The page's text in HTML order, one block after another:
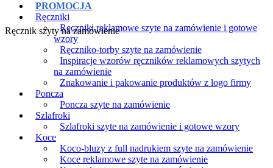
PROMOCJA
Ręczniki
Ręczniki reklamowe szyte na zamówienie i gotowe
wzory
Ręczniko-torby szyte na zamówienie
Inspiracje wzorów ręczników reklamowych szytych
na zamówienie
Znakowanie i pakowanie produktów z logo firmy
Poncza
Poncza szyte na zamówienie
Szlafroki
Szlafroki szyte na zamówienie i gotowe wzory
Koce
Koco-bluzy z full nadrukiem szyte na zamówienie
Koce reklamowe szyte na zamówienie
Ręcznik szyty na zamówienie